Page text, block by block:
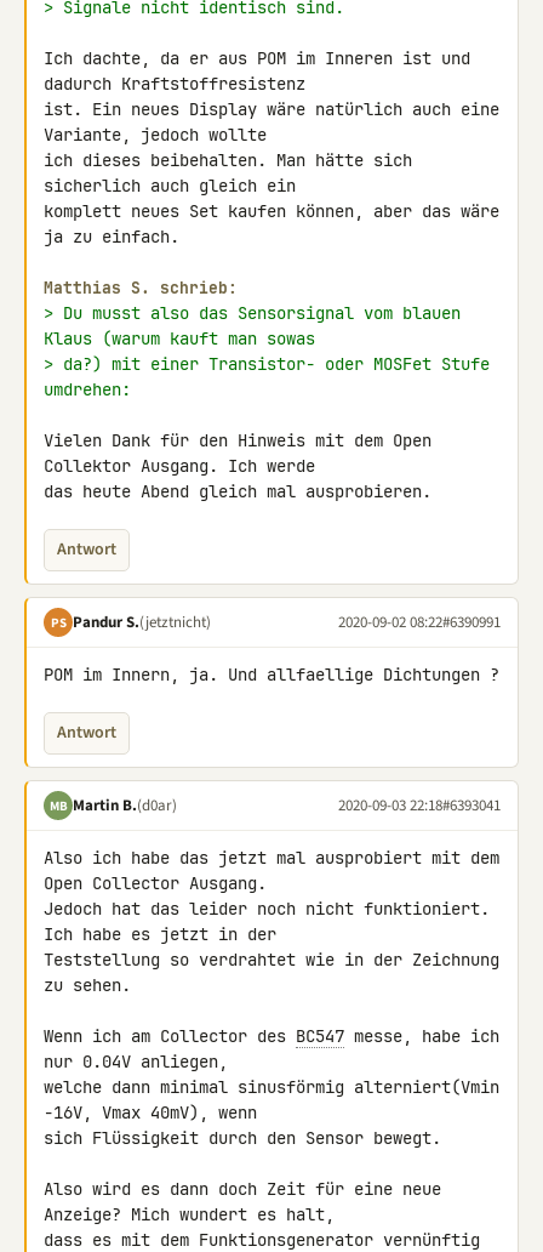
> Signale nicht identisch sind.
Ich dachte, da er aus POM im Inneren ist und
dadurch Kraftstoffresistenz
ist. Ein neues Display wäre natürlich auch eine
Variante, jedoch wollte
ich dieses beibehalten. Man hätte sich
sicherlich auch gleich ein
komplett neues Set kaufen können, aber das wäre
ja zu einfach.
Matthias S. schrieb:
> Du musst also das Sensorsignal vom blauen
Klaus (warum kauft man sowas
> da?) mit einer Transistor- oder MOSFet Stufe
umdrehen:
Vielen Dank für den Hinweis mit dem Open
Collektor Ausgang. Ich werde
das heute Abend gleich mal ausprobieren.
Antwort
PS Pandur S.(jetztnicht) 2020-09-02 08:22#6390991
POM im Innern, ja. Und allfaellige Dichtungen ?
Antwort
MB Martin B.(d0ar) 2020-09-03 22:18#6393041
Also ich habe das jetzt mal ausprobiert mit dem
Open Collector Ausgang.
Jedoch hat das leider noch nicht funktioniert.
Ich habe es jetzt in der
Teststellung so verdrahtet wie in der Zeichnung
zu sehen.
Wenn ich am Collector des BC547 messe, habe ich
nur 0.04V anliegen,
welche dann minimal sinusförmig alterniert(Vmin
-16V, Vmax 40mV), wenn
sich Flüssigkeit durch den Sensor bewegt.
Also wird es dann doch Zeit für eine neue
Anzeige? Mich wundert es halt,
dass es mit dem Funktionsgenerator vernünftig